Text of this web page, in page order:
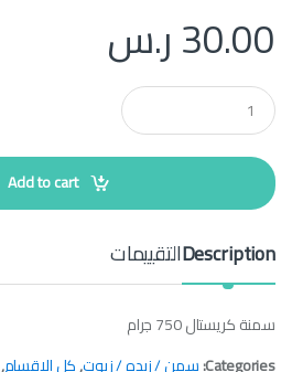
30.00ر.س
Q
u
a
t
i
Add to cart
Descriptionالتقييمات
سمنة كريستال 750 جرام
Categories: سمن / زبده / زيوت,كل الاقسام,